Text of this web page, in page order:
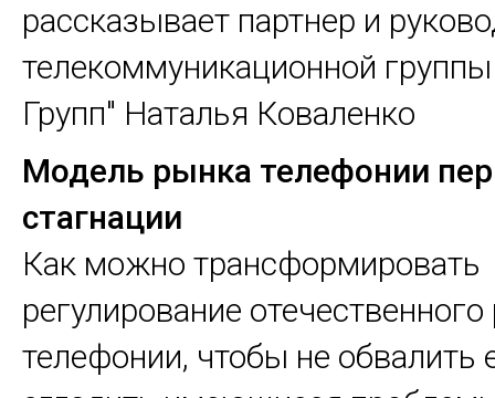
рассказывает партнер и
телекоммуникационной
Групп" Наталья Коваленко
Модель рынка телефонии
стагнации
Как можно трансформировать
регулирование
телефонии, чтобы не обвалить